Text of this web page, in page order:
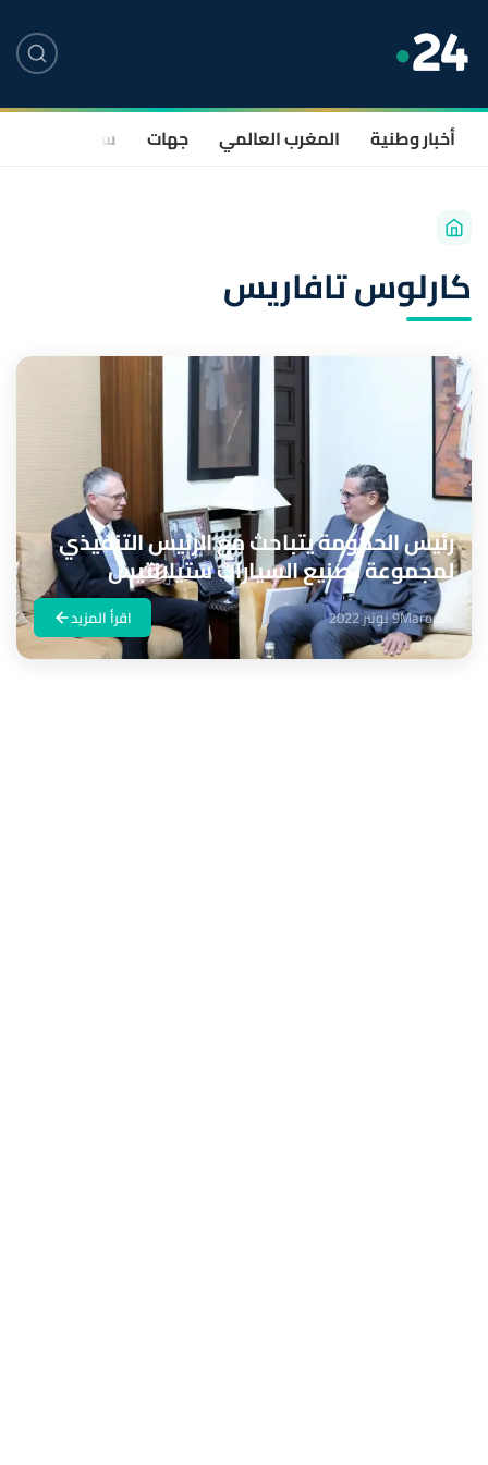
أخبار وطنية المغرب العالمي جهات سياسة
كارلوس تافاريس
رئيس الحكومة يتباحث مع الرئيس التنفيذي
لمجموعة تصنيع السيارات ستيلانتيس
Maroc249 نونبر 2022 اقرأ المزيد